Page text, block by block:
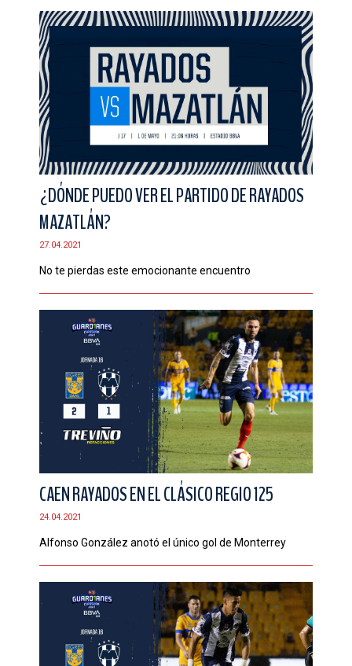
¿DÓNDE PUEDO VER EL PARTIDO DE RAYADOS
MAZATLÁN?
27.04.2021
No te pierdas este emocionante encuentro
CAEN RAYADOS EN EL CLÁSICO REGIO 125
24.04.2021
Alfonso González anotó el único gol de Monterrey